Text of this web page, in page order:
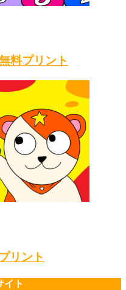
料プリント
リント
イト